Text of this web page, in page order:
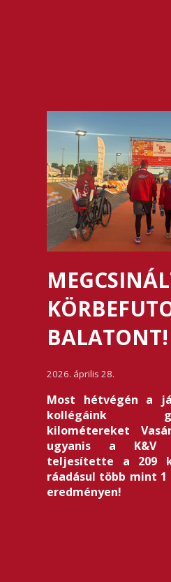
BALATONT!
2026. április 28.
Most hétvégén a
kollégáink
kilométereket
ugyanis a K&V
teljesítette a 209
ráadásul több mint
eredményen!